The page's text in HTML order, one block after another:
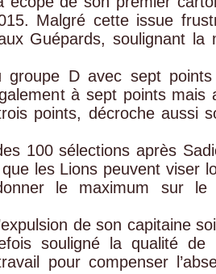
Malgré cette issue
Guépards, soulignant la
D avec sept
à sept points mais
points, décroche aussi
100 sélections après
les Lions peuvent viser
le maximum sur le
de son capitaine
souligné la qualité de
pour compenser